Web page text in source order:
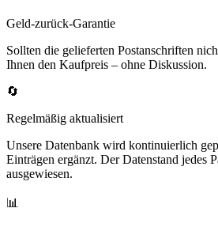
Geld-zurück-Garantie
Sollten die gelieferten Postanschriften
Ihnen den Kaufpreis – ohne Diskussion.
🔄
Regelmäßig aktualisiert
Unsere Datenbank wird kontinuierlich
Einträgen ergänzt. Der Datenstand jedes
ausgewiesen.
📊